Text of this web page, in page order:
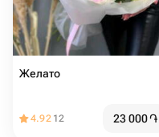
Желато
4.92 12 23 000֏